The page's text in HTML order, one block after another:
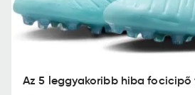
Az 5 leggyakoribb hiba focicipő